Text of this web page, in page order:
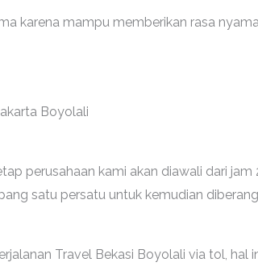
karena mampu memberikan rasa
perusahaan kami akan diawali dari jam
satu persatu untuk kemudian
Travel Bekasi Boyolali via tol, hal